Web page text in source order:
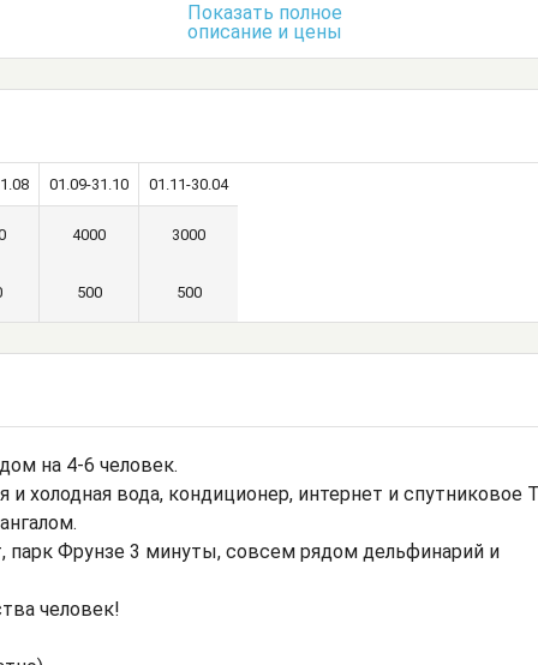
Показать полное
описание и цены
01.09-31.10 01.11-30.04
4000 3000
500 500
на 4-6 человек.
и холодная вода, кондиционер, интернет и спутниковое
Фрунзе 3 минуты, совсем рядом дельфинарий и
человек!